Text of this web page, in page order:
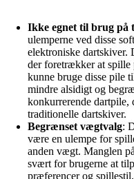
Ikke egnet til brug på
ulemperne ved disse
elektroniske dartskiver.
der foretrækker at spille
kunne bruge disse pile
mindre alsidigt og
konkurrerende dartpile,
traditionelle dartskiver.
Begrænset vægtvalg:
være en ulempe for
anden vægt. Manglen
svært for brugerne at
præferencer og